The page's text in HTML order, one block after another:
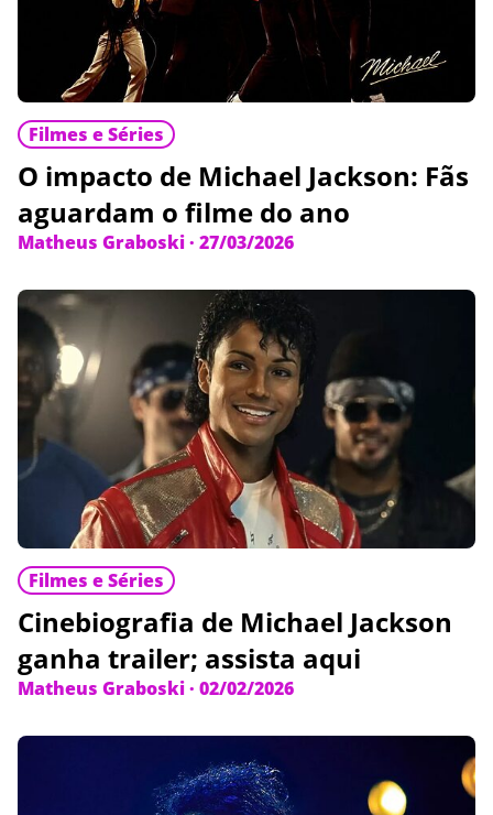
Filmes e Séries
O impacto de Michael Jackson: Fãs
aguardam o filme do ano
Matheus Graboski· 27/03/2026
Filmes e Séries
Cinebiografia de Michael Jackson
ganha trailer; assista aqui
Matheus Graboski· 02/02/2026